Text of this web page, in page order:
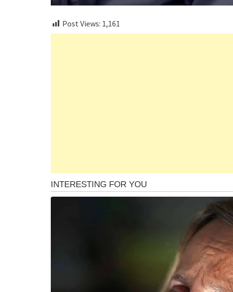
Post Views: 1,161